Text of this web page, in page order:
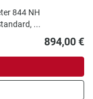
844 NH
...
894,00 €